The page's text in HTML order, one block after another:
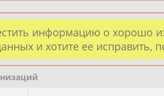
информацию о хорошо
и хотите ее исправить,